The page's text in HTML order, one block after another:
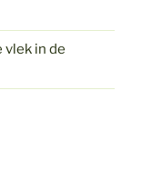
vlek in de